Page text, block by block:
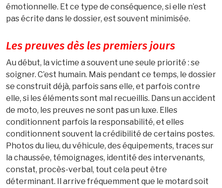
émotionnelle. Et ce type de conséquence, si elle n’est
pas écrite dans le dossier, est souvent minimisée.
Les preuves dès les premiers jours
Au début, la victime a souvent une seule priorité : se
soigner. C’est humain. Mais pendant ce temps, le dossier
se construit déjà, parfois sans elle, et parfois contre
elle, si les éléments sont mal recueillis. Dans un accident
de moto, les preuves ne sont pas un luxe. Elles
conditionnent parfois la responsabilité, et elles
conditionnent souvent la crédibilité de certains postes.
Photos du lieu, du véhicule, des équipements, traces sur
la chaussée, témoignages, identité des intervenants,
constat, procès-verbal, tout cela peut être
déterminant. Il arrive fréquemment que le motard soit